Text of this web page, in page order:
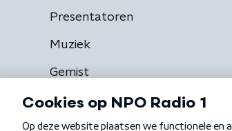
Presentatoren
Muziek
Gemist